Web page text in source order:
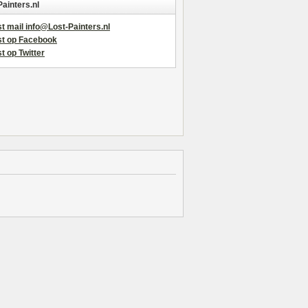
mail info@Lost-Painters.nl
op Facebook
op Twitter